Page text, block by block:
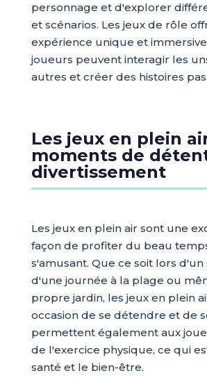
personnage et d'explorer
et scénarios. Les jeux de rôle
expérience unique et
joueurs peuvent interagir les
autres et créer des histoires
Les jeux en plein
moments de
divertissement
Les jeux en plein air sont une
façon de profiter du beau
s'amusant. Que ce soit lors
d'une journée à la plage ou
propre jardin, les jeux en plein
occasion de se détendre et de
permettent également aux
de l'exercice physique, ce qui
santé et le bien-être.